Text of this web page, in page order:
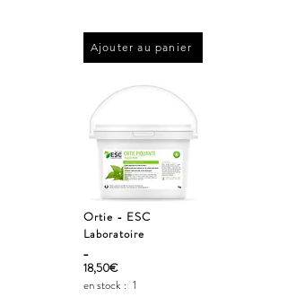
Ajouter au panier
Ortie - ESC
Laboratoire
_
18,50€
en stock : 1